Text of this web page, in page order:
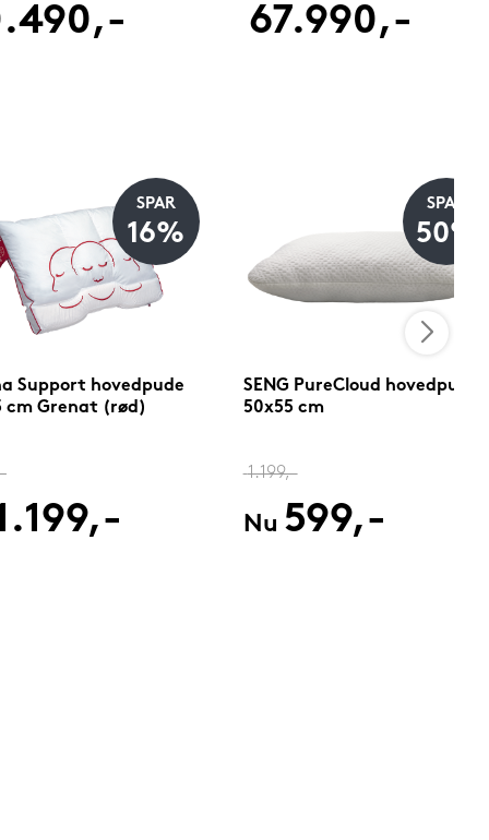
67.990,-
SPAR
16%
Support hovedpude
cm Grenat (rød)
SPAR
50%
SENG PureCloud hovedpude
50x55 cm
1.199,-
Nu 599,-